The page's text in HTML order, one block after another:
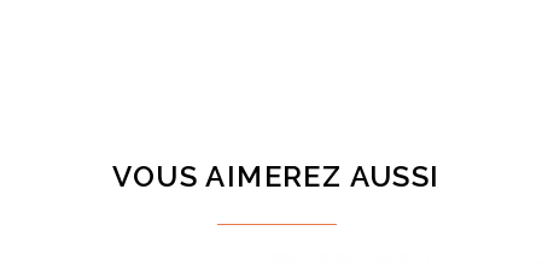
VOUS AIMEREZ AUSSI